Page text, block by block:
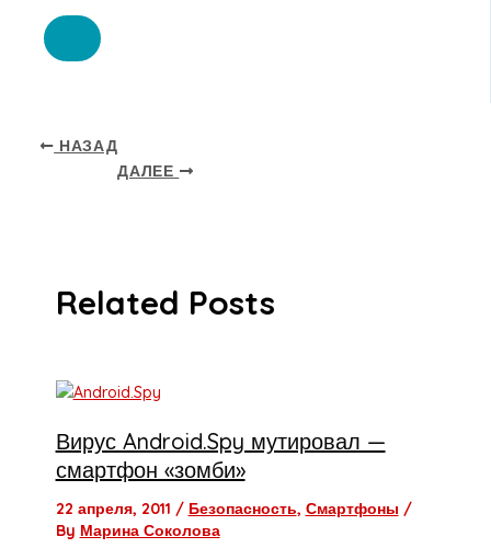
НАЗАД
ДАЛЕЕ
Related Posts
Вирус Android.Spy мутировал —
смартфон «зомби»
22 апреля, 2011 / Безопасность, Смартфоны /
By Марина Соколова